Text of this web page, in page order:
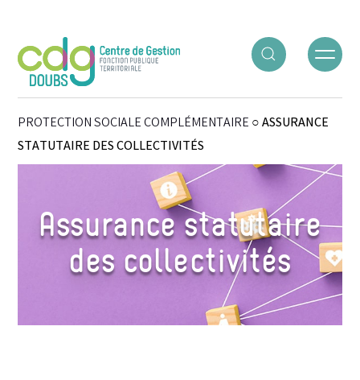
ACCUEIL○GÉRER LES RH○ASSURANCE STATUTAIRE ET
PROTECTION SOCIALE COMPLÉMENTAIRE ○ASSURANCE
STATUTAIRE DES COLLECTIVITÉS
Assurance statutaire
des collectivités